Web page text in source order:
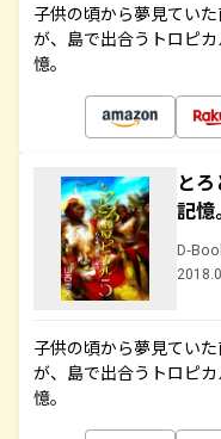
子供の頃から夢見てい
が、島で出合うトロピ
憶。
と
記
D-
子供の頃から夢見てい
が、島で出合うトロピ
憶。